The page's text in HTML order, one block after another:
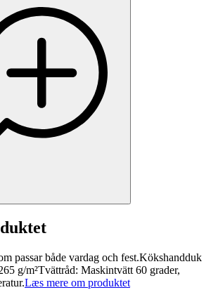
passar både vardag och fest.Kökshandduk
g/m²Tvättråd: Maskintvätt 60 grader,
Læs mere om produktet